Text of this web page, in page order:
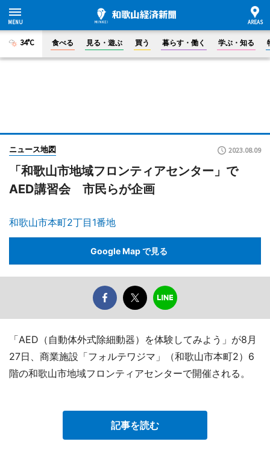
34°C 食べる 見る・遊ぶ 買う 暮らす・働く 学ぶ・知る
ニュース地図 2023.08.09
「和歌山市地域フロンティアセンター」で
AED講習会 市民らが企画
和歌山市本町2丁目1番地
Google Map で見る
「AED（自動体外式除細動器）を体験してみよう」が8月
27日、商業施設「フォルテワジマ」（和歌山市本町2）6
階の和歌山市地域フロンティアセンターで開催される。
記事を読む